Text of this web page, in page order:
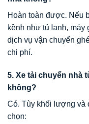
Hoàn toàn được. Nếu
kềnh như tủ lạnh,
dịch vụ vận chuyển
chi phí.
5. Xe tải chuyển nhà
không?
Có. Tùy khối lượng và
chọn: